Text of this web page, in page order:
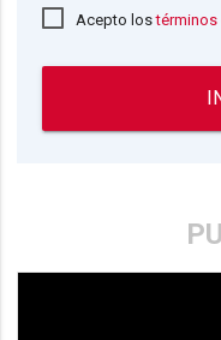
Acepto lostérminos